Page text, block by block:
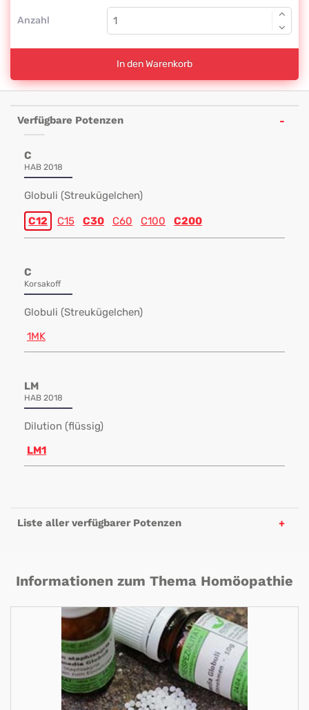
Anzahl
In den Warenkorb
Verfügbare Potenzen
C
HAB 2018
Globuli (Streukügelchen)
C12 C15 C30 C60 C100 C200
C
Korsakoff
Globuli (Streukügelchen)
1MK
LM
HAB 2018
Dilution (flüssig)
LM1
Liste aller verfügbarer Potenzen
Informationen zum Thema Homöopathie